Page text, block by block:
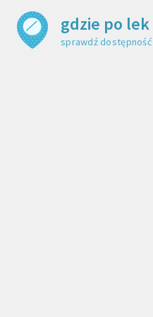
sprawdź dostępność
gdzie po lek